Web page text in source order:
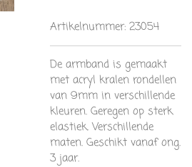
Artikelnummer: 23054
De armband is gemaakt
met acryl kralen rondellen
van 9mm in verschillende
kleuren. Geregen op sterk
elastiek. Verschillende
maten. Geschikt vanaf ong.
3 jaar.